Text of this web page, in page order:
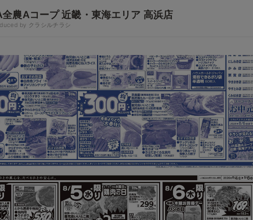
農Aコープ 近畿・東海エリア 高浜店
by クラシルチラシ